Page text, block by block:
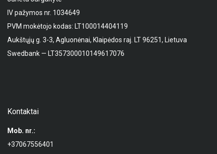
IV pažymos nr. 1034649
PVM mokėtojo kodas: LT100014404119
Aukštųjų g. 3-3, Agluonėnai, Klaipėdos raj. LT 96251, Lietuva
Swedbank — LT357300010149617076
Kontaktai
Mob. nr.:
+37067556401